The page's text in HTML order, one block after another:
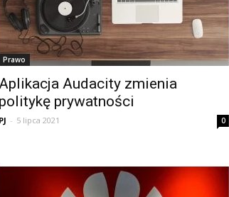
Prawo
Audacity zmienia
politykę prywatności
PJ - 5 lipca 2021 0